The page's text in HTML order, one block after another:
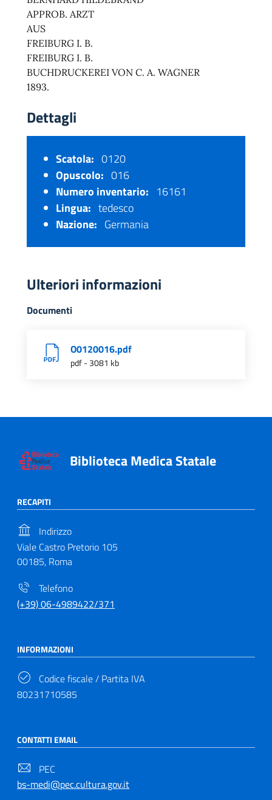
APPROB. ARZT
AUS
FREIBURG I. B.
FREIBURG I. B.
BUCHDRUCKEREI VON C. A. WAGNER
1893.
Dettagli
Scatola: 0120
Opuscolo: 016
Numero inventario: 16161
Lingua: tedesco
Nazione: Germania
Ulteriori informazioni
Documenti
O0120016.pdf
pdf - 3081 kb
Biblioteca Medica Statale
RECAPITI
Indirizzo
Viale Castro Pretorio 105
00185, Roma
Telefono
(+39) 06-4989422/371
INFORMAZIONI
Codice fiscale / Partita IVA
80231710585
CONTATTI EMAIL
PEC
bs-medi@pec.cultura.gov.it